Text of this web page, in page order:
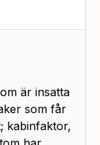
är insatta
som får
kabinfaktor,